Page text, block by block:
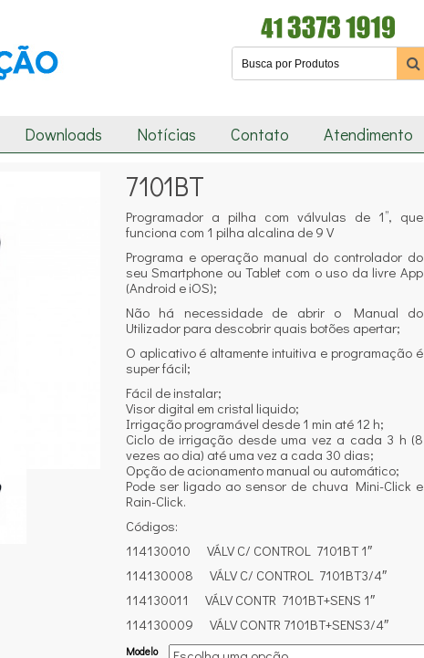
Downloads Notícias Contato Atendimento
7101BT
Programador a pilha com válvulas de 1’’, que
funciona com 1 pilha alcalina de 9 V
Programa e operação manual do controlador do
seu Smartphone ou Tablet com o uso da livre App
(Android e iOS);
Não há necessidade de abrir o Manual do
Utilizador para descobrir quais botões apertar;
O aplicativo é altamente intuitiva e programação é
super fácil;
Fácil de instalar;
Visor digital em cristal liquido;
Irrigação programável desde 1 min até 12 h;
Ciclo de irrigação desde uma vez a cada 3 h (8
vezes ao dia) até uma vez a cada 30 dias;
Opção de acionamento manual ou automático;
Pode ser ligado ao sensor de chuva Mini-Click e
Rain-Click.
Códigos:
114130010 VÁLV C/ CONTROL 7101BT 1″
114130008 VÁLV C/ CONTROL 7101BT3/4″
114130011 VÁLV CONTR 7101BT+SENS 1″
114130009 VÁLV CONTR 7101BT+SENS3/4″
Modelo